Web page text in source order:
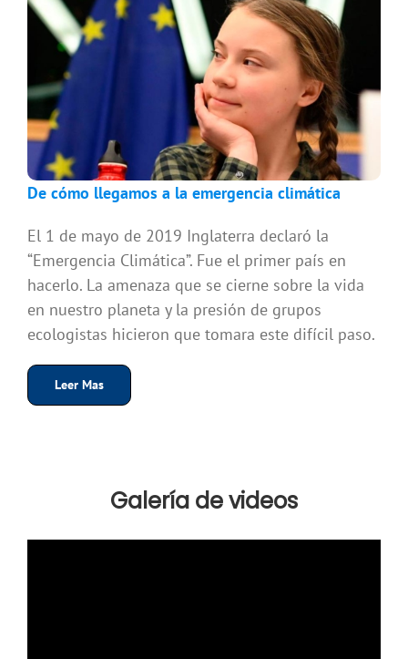
De cómo llegamos a la emergencia climática
El 1 de mayo de 2019 Inglaterra declaró la
“Emergencia Climática”. Fue el primer país en
hacerlo. La amenaza que se cierne sobre la vida
en nuestro planeta y la presión de grupos
ecologistas hicieron que tomara este difícil paso.
Leer Mas
Galería de videos